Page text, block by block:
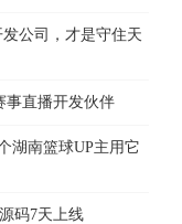
公司，才是守住天
事直播开发伙伴
湖南篮球UP主用它
码7天上线